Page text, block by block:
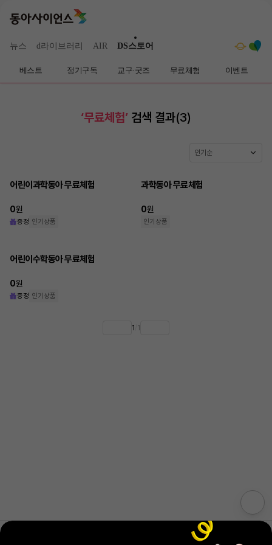
뉴스 d라이브러리 AIR DS스토어
베스트 정기구독 교구·굿즈 무료체험 이벤트
‘무료체험’ 검색 결과(3)
인기순
어린이과학동아 무료체험
0원
증정 인기상품
과학동아 무료체험
0원
인기상품
어린이수학동아 무료체험
0원
증정 인기상품
1 1
통합고객센터